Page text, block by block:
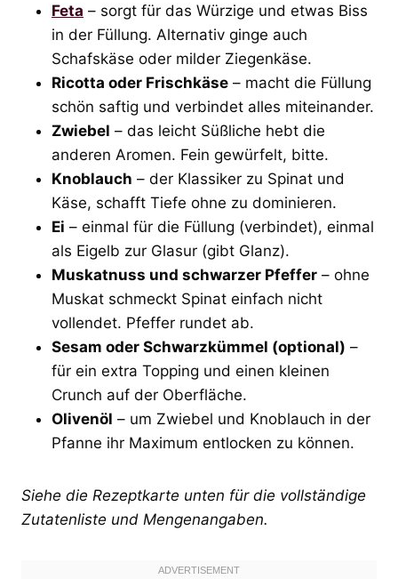
Feta – sorgt für das Würzige und etwas Biss
in der Füllung. Alternativ ginge auch
Schafskäse oder milder Ziegenkäse.
Ricotta oder Frischkäse – macht die Füllung
schön saftig und verbindet alles miteinander.
Zwiebel – das leicht Süßliche hebt die
anderen Aromen. Fein gewürfelt, bitte.
Knoblauch – der Klassiker zu Spinat und
Käse, schafft Tiefe ohne zu dominieren.
Ei – einmal für die Füllung (verbindet), einmal
als Eigelb zur Glasur (gibt Glanz).
Muskatnuss und schwarzer Pfeffer – ohne
Muskat schmeckt Spinat einfach nicht
vollendet. Pfeffer rundet ab.
Sesam oder Schwarzkümmel (optional) –
für ein extra Topping und einen kleinen
Crunch auf der Oberfläche.
Olivenöl – um Zwiebel und Knoblauch in der
Pfanne ihr Maximum entlocken zu können.
Siehe die Rezeptkarte unten für die vollständige
Zutatenliste und Mengenangaben.